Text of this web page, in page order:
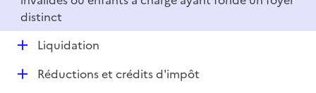
distinct
DLiquidation
DRéductions et crédits d'impôt